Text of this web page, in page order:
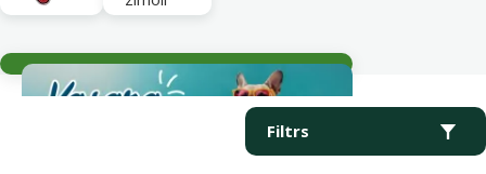
Filtrs
Produkti kategorijā Līdzekļi reptiļu audzēšanai